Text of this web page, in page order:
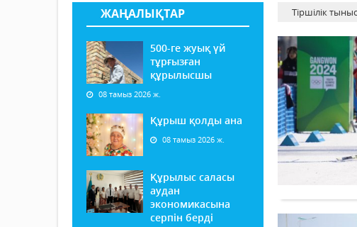
ЖАҢАЛЫҚТАР
500-ге жуық үй
тұрғызған
құрылысшы
08 тамыз 2026 ж.
Құрыш қолды ана
08 тамыз 2026 ж.
Құрылыс саласы
аудан
экономикасына
серпін берді
Тіршілік